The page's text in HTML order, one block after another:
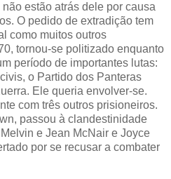
estão atrás dele por causa
O pedido de extradição tem
como muitos outros
tornou-se politizado enquanto
período de importantes lutas:
o Partido dos Panteras
Ele queria envolver-se.
com três outros prisioneiros.
passou à clandestinidade
e Jean McNair e Joyce
por se recusar a combater